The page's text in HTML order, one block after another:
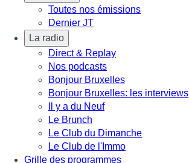
Toutes nos émissions
Dernier JT
La radio
Direct & Replay
Nos podcasts
Bonjour Bruxelles
Bonjour Bruxelles: les interviews
Il y a du Neuf
Le Brunch
Le Club du Dimanche
Le Club de l'Immo
Grille des programmes